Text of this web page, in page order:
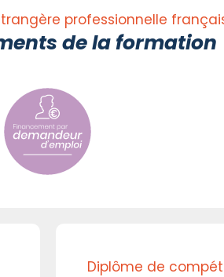
professionnelle
de la formation
Diplôme de